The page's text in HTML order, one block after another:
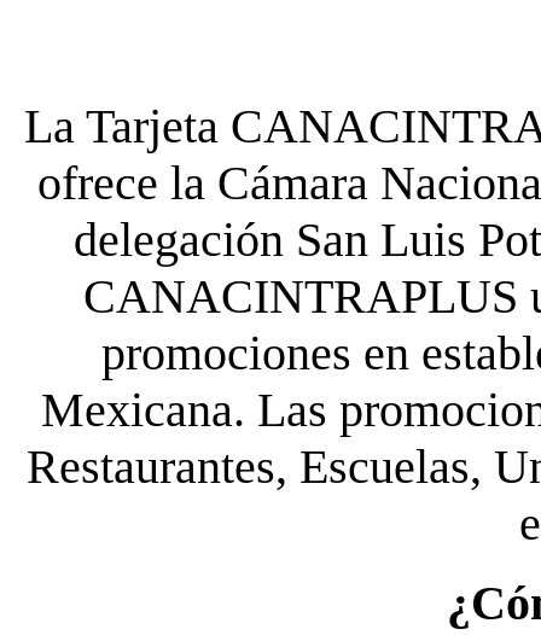
La Tarjeta
ofrece la Cámara
delegación San Luis
CANACINTRAPLUS
promociones en
Mexicana. Las
Restaurantes, Escuelas,